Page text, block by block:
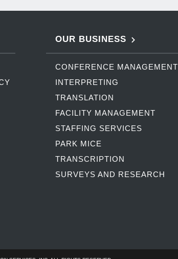
OUR BUSINESS
CONFERENCE MANAGEMENT
INTERPRETING
TRANSLATION
FACILITY MANAGEMENT
STAFFING SERVICES
PARK MICE
TRANSCRIPTION
SURVEYS AND RESEARCH